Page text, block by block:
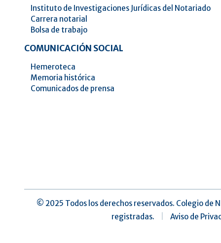
Instituto de Investigaciones Jurídicas del Notariado
Carrera notarial
Bolsa de trabajo
COMUNICACIÓN SOCIAL
Hemeroteca
Memoria histórica
Comunicados de prensa
©️ 2025 Todos los derechos reservados. Colegio
registradas.
Aviso de